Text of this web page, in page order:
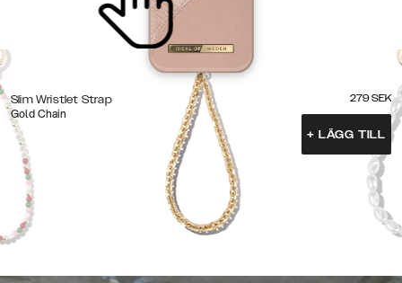
Slim Wristlet Strap
Gold Chain
279 SEK
+ LÄGG TILL